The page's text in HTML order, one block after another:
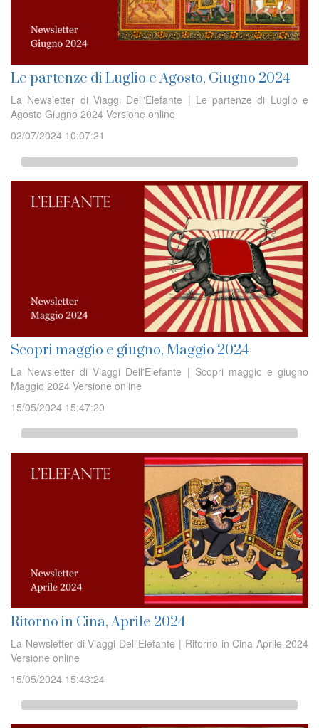
Le partenze di Luglio e Agosto, Giugno 2024
La Newsletter di Viaggi Dell'Elefante | Le partenze di Luglio e
Agosto Giugno 2024 Versione online
02/07/2024 10:07:21
Scopri maggio e giugno, Maggio 2024
La Newsletter di Viaggi Dell'Elefante | Scopri maggio e giugno
Maggio 2024 Versione online
15/05/2024 15:47:20
Ritorno in Cina, Aprile 2024
La Newsletter di Viaggi Dell'Elefante | Ritorno in Cina Aprile 2024
Versione online
15/05/2024 15:43:24